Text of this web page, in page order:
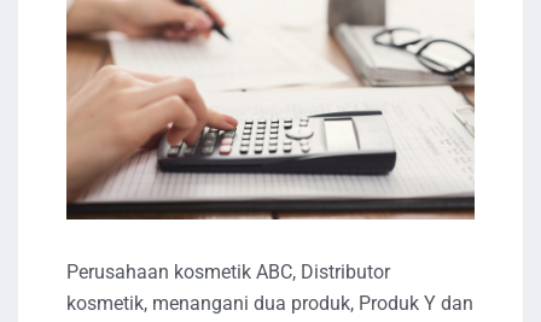
Perusahaan kosmetik ABC, Distributor
kosmetik, menangani dua produk, Produk Y dan